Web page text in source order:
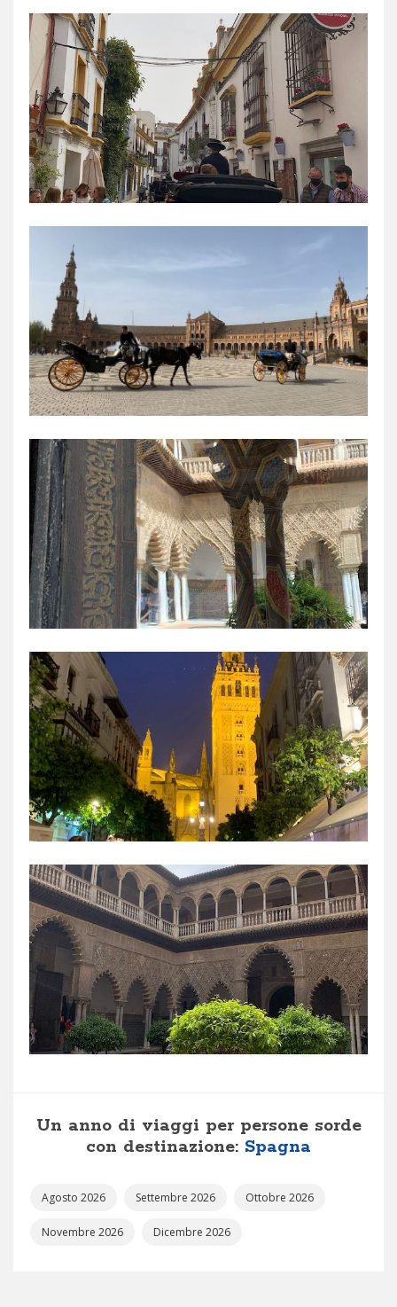
Un anno di viaggi per persone sorde
con destinazione: Spagna
Agosto 2026 Settembre 2026 Ottobre 2026
Novembre 2026 Dicembre 2026